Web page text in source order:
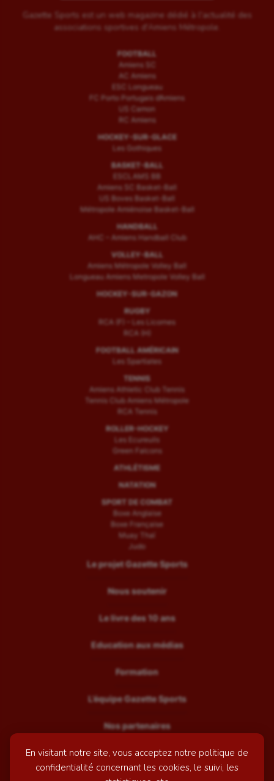
En visitant notre site, vous acceptez notre politique de
confidentialité concernant les cookies, le suivi, les
Gazette Sports est un web magazine dédié à l'actualité des
associations sportives d'Amiens Métropole.
FOOTBALL
Amiens SC
AC Amiens
ESC Longueau
FC Porto Portugais d’Amiens
US Camon
RC Amiens
HOCKEY-SUR-GLACE
Les Gothiques
BASKET-BALL
ESCLAMS BB
Amiens SC Basket-Ball
US Boves Basket-Ball
Métropole Amiénoise Basket-Ball
HANDBALL
AHC – Amiens Handball Club
VOLLEY-BALL
Amiens Métropole Volley Ball
Longueau Amiens Metropole Volley Ball
HOCKEY-SUR-GAZON
RUGBY
RCA (F) – Les Licornes
RCA (H)
FOOTBALL AMÉRICAIN
Les Spartiates
TENNIS
Amiens Athletic Club Tennis
Tennis Club Amiens Métropole
RCA Tennis
ROLLER-HOCKEY
Les Ecureuils
Green Falcons
ATHLÉTISME
NATATION
SPORT DE COMBAT
Boxe Anglaise
Boxe Française
Muay Thaï
Judo
Le projet Gazette Sports
Nous soutenir
Le livre des 10 ans
Education aux médias
Formation
L’équipe Gazette Sports
Nos partenaires
Recrutement